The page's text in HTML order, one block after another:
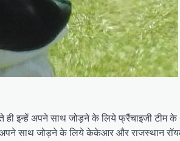
अपने साथ जोड़ने के लिये फ्रैंचाइजी टीम के
साथ जोड़ने के लिये केकेआर और राजस्थान